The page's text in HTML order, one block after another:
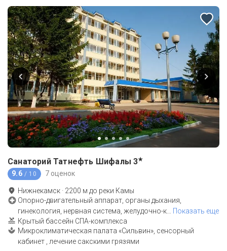
Санаторий Татнефть Шифалы 3★
9.6 / 10 7 оценок
Нижнекамск · 2200 м до реки Камы
Опорно-двигательный аппарат, органы дыхания,
гинекология, нервная система, желудочно-к
Показать еще
Крытый бассейн СПА-комплекса
Микроклиматическая палата «Сильвин», сенсорный
кабинет , лечение сакскими грязями